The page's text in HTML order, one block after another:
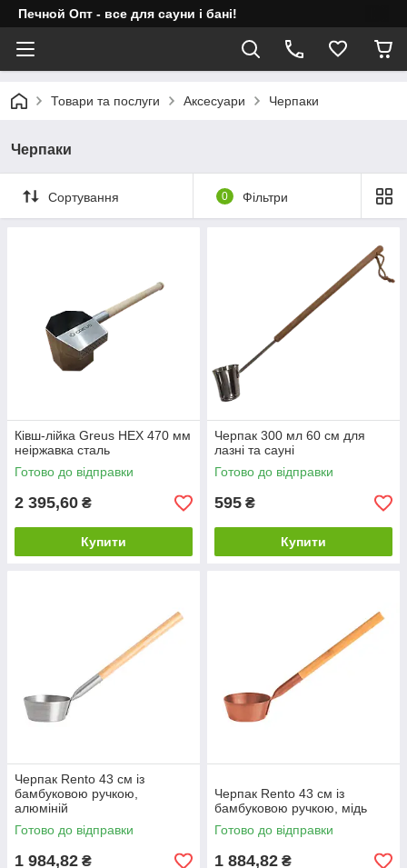
Печной Опт - все для сауни і бані!
Товари та послуги Аксесуари Черпаки
Черпаки
Сортування 0 Фільтри
Ківш-лійка Greus HEX 470 мм
неіржавка сталь
Готово до відправки
2 395,60 ₴
Купити
Черпак 300 мл 60 см для
лазні та сауні
Готово до відправки
595 ₴
Купити
Черпак Rento 43 см із
бамбуковою ручкою,
алюміній
Готово до відправки
1 984,82 ₴
Черпак Rento 43 см із
бамбуковою ручкою, мідь
Готово до відправки
1 884,82 ₴